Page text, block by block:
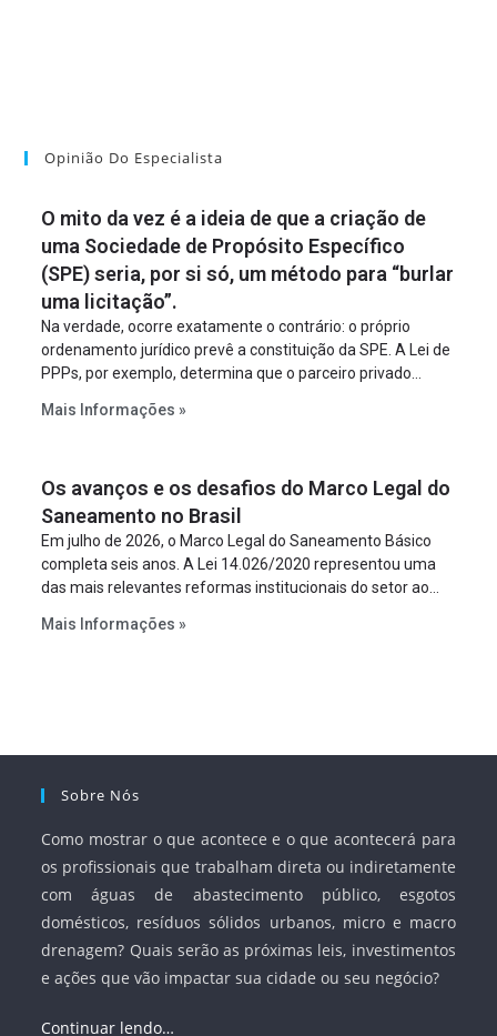
Opinião Do Especialista
O mito da vez é a ideia de que a criação de
uma Sociedade de Propósito Específico
(SPE) seria, por si só, um método para “burlar
uma licitação”.
Na verdade, ocorre exatamente o contrário: o próprio
ordenamento jurídico prevê a constituição da SPE. A Lei de
PPPs, por exemplo, determina que o parceiro privado
empreendimento. Ou seja, a suposta “fraude à licitação” é
projeto a projeto.
Mais Informações »
Os avanços e os desafios do Marco Legal do
Saneamento no Brasil
Em julho de 2026, o Marco Legal do Saneamento Básico
completa seis anos. A Lei 14.026/2020 representou uma
das mais relevantes reformas institucionais do setor ao
serviços, ampliar a participação da iniciativa privada,
Mais Informações »
Sobre Nós
Como mostrar o que acontece e o que acontecerá para
os profissionais que trabalham direta ou indiretamente
com águas de abastecimento público, esgotos
domésticos, resíduos sólidos urbanos, micro e macro
drenagem? Quais serão as próximas leis, investimentos
e ações que vão impactar sua cidade ou seu negócio?
Continuar lendo…